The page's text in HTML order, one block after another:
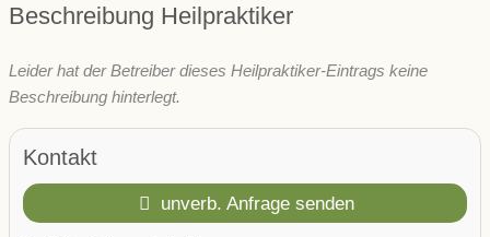
Beschreibung Heilpraktiker
Leider hat der Betreiber dieses Heilpraktiker-Eintrags keine
Beschreibung hinterlegt.
Kontakt
unverb. Anfrage senden